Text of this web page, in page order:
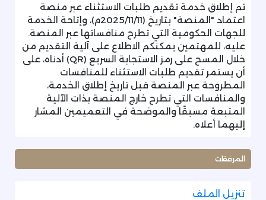
تم إطلاق خدمة تقديم طلبات الاستثناء عبر منصة
اعتماد "المنصة" بتاريخ (2025/11/11م)، وإتاحة الخدمة
للجهات الحكومية التي تطرح منافساتها عبر المنصة.
عليه، للمهتمين يمكنكم الاطلاع على آلية التقديم من
خلال المسح على رمز الاستجابة السريع (QR) أدناه، على
أن يستمر تقديم طلبات الاستثناء للمنافسات
المطروحة عبر المنصة قبل تاريخ إطلاق الخدمة،
والمنافسات التي تطرح خارج المنصة بذات الآلية
المتبعة مسبقًا والموضحة في التعميمين المشار
إليهما أعلاه.
المرفقات
تنزيل الملف